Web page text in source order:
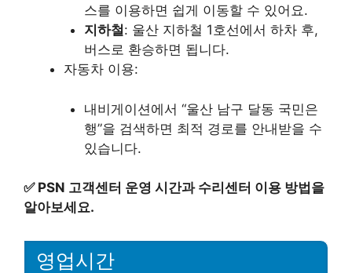
스를 이용하면 쉽게 이동할 수 있어요.
지하철: 울산 지하철 1호선에서 하차 후,
버스로 환승하면 됩니다.
자동차 이용:
내비게이션에서 “울산 남구 달동 국민은
행”을 검색하면 최적 경로를 안내받을 수
있습니다.
✅ PSN 고객센터 운영 시간과 수리센터 이용 방법을
알아보세요.
영업시간